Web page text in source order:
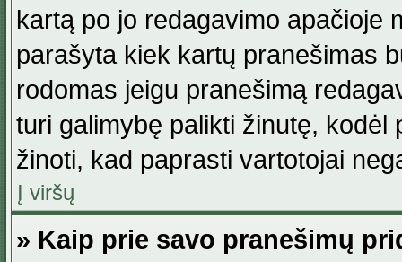
kartą po jo redagavimo apačioje
parašyta kiek kartų pranešimas
rodomas jeigu pranešimą
turi galimybę palikti žinutę, kodėl
žinoti, kad paprasti vartotojai
Į viršų
» Kaip prie savo pranešimų